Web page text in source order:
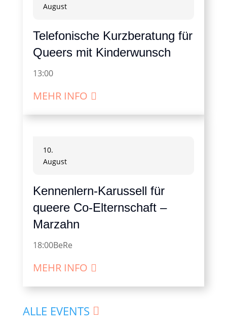
August
Telefonische Kurzberatung für
Queers mit Kinderwunsch
13:00
MEHR INFO
10.
August
Kennenlern-Karussell für
queere Co-Elternschaft –
Marzahn
18:00BeRe
MEHR INFO
ALLE EVENTS